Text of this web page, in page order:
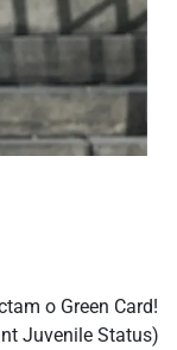
o Green Card!
Juvenile Status)